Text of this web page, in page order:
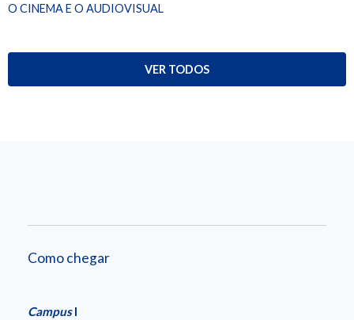
O CINEMA E O AUDIOVISUAL
VER TODOS
Como chegar
CampusI